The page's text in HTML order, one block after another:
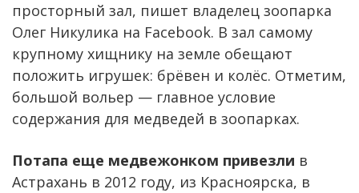
просторный зал, пишет владелец зоопарка
Олег Никулика на Facebook. В зал самому
крупному хищнику на земле обещают
положить игрушек: брёвен и колёс. Отметим,
большой вольер — главное условие
содержания для медведей в зоопарках.
Потапа еще медвежонком привезли в
Астрахань в 2012 году, из Красноярска, в